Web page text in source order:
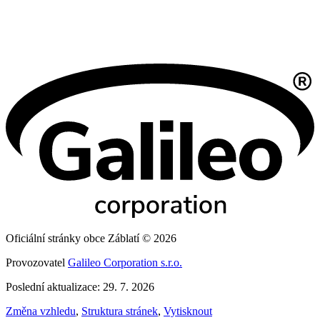
Oficiální stránky obce Záblatí © 2026
Provozovatel Galileo Corporation s.r.o.
Poslední aktualizace: 29. 7. 2026
Změna vzhledu, Struktura stránek, Vytisknout